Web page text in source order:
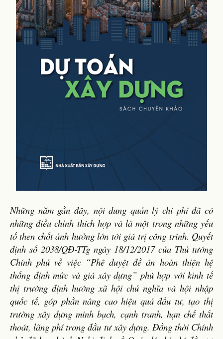
Những năm gần đây, nội dung quản lý chi phí đã có
những điều chỉnh thích hợp và là một trong những yếu
tố then chốt ảnh hưởng lớn tới giá trị công trình. Quyết
định số 2038/QĐ-TTg ngày 18/12/2017 của Thủ tướng
Chính phủ về việc “Phê duyệt đề án hoàn thiện hệ
thống định mức và giá xây dựng” phù hợp với kinh tế
thị trường định hướng xã hội chủ nghĩa và hội nhập
quốc tế, góp phần nâng cao hiệu quả đầu tư, tạo thị
trường xây dựng minh bạch, cạnh tranh, hạn chế thất
thoát, lãng phí trong đầu tư xây dựng. Đồng thời Chính